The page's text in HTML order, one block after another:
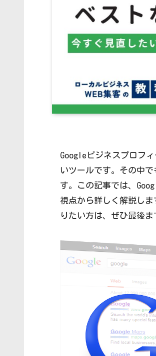
Googleビジネスプロフ
いツールです。その中
す。この記事では、
視点から詳しく解説し
りたい方は、ぜひ最後ま